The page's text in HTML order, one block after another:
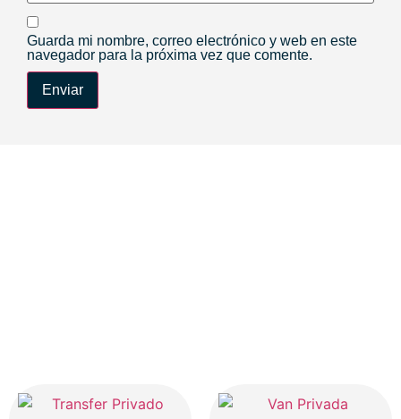
Guarda mi nombre, correo electrónico y web en este
navegador para la próxima vez que comente.